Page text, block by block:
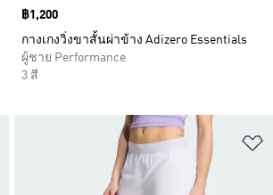
Price
฿1,200
กางเกงวิ่งขาสั้นผ่าข้าง Adizero Essentials
ผู้ชาย Performance
3 สี
เพิ่มไปยังรายการสินค้าโปรด